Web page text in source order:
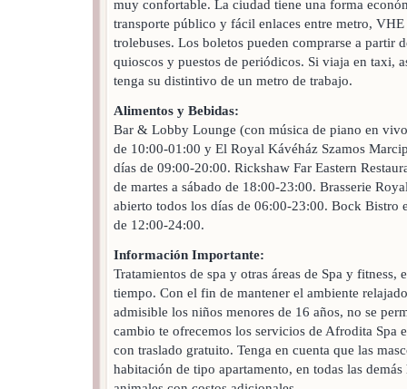
muy confortable. La ciudad tiene una forma
transporte público y fácil enlaces entre metro,
trolebuses. Los boletos pueden comprarse a partir
quioscos y puestos de periódicos. Si viaja en taxi,
tenga su distintivo de un metro de trabajo.
Alimentos y Bebidas:
Bar & Lobby Lounge (con música de piano en
de 10:00-01:00 y El Royal Kávéház Szamos
días de 09:00-20:00. Rickshaw Far Eastern
de martes a sábado de 18:00-23:00. Brasserie
abierto todos los días de 06:00-23:00. Bock Bistro
de 12:00-24:00.
Información Importante:
Tratamientos de spa y otras áreas de Spa y fitness,
tiempo. Con el fin de mantener el ambiente
admisible los niños menores de 16 años, no se
cambio te ofrecemos los servicios de Afrodita Spa
con traslado gratuito. Tenga en cuenta que las
habitación de tipo apartamento, en todas las